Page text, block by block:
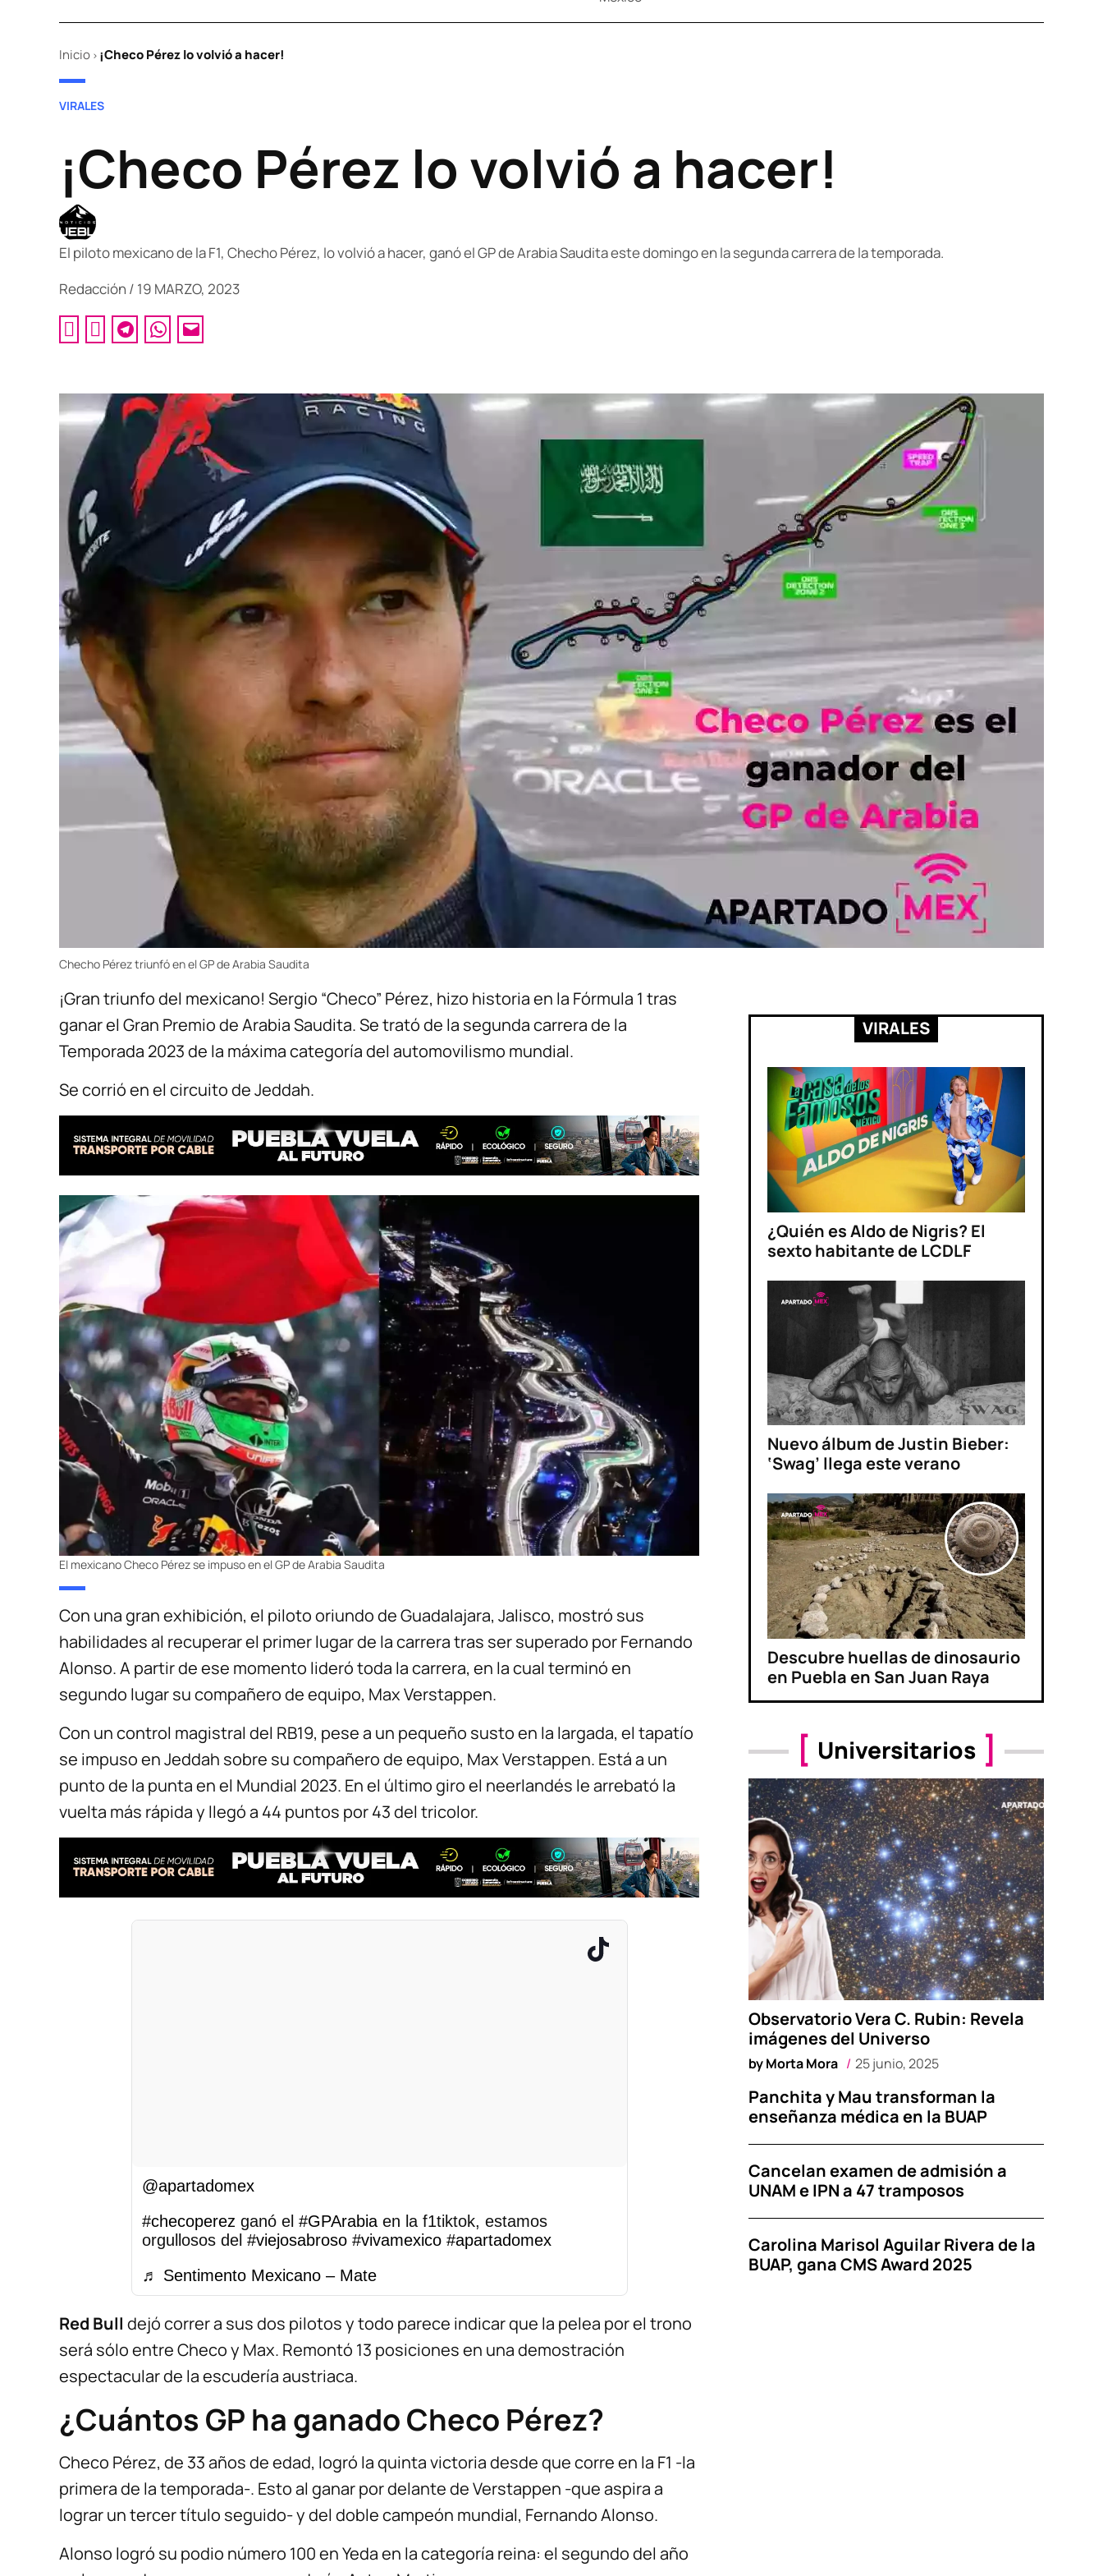
Inicio > ¡Checo Pérez lo volvió a hacer!
POSTED
VIRALES
¡Checo Pérez lo volvió a hacer!
El piloto mexicano de la F1, Checho Pérez, lo volvió a hacer, ganó el GP de Arabia Saudita este domingo en la segunda carrera de la temporada.
Redacción / 19 MARZO, 2023
Checho Pérez triunfó en el GP de Arabia Saudita
¡Gran triunfo del mexicano! Sergio “Checo” Pérez, hizo historia en la Fórmula 1 tras
ganar el Gran Premio de Arabia Saudita. Se trató de la segunda carrera de la
Temporada 2023 de la máxima categoría del automovilismo mundial.
Se corrió en el circuito de Jeddah.
El mexicano Checo Pérez se impuso en el GP de Arabia Saudita
Con una gran exhibición, el piloto oriundo de Guadalajara, Jalisco, mostró sus
habilidades al recuperar el primer lugar de la carrera tras ser superado por Fernando
Alonso. A partir de ese momento lideró toda la carrera, en la cual terminó en
segundo lugar su compañero de equipo, Max Verstappen.
Con un control magistral del RB19, pese a un pequeño susto en la largada, el tapatío
se impuso en Jeddah sobre su compañero de equipo, Max Verstappen. Está a un
punto de la punta en el Mundial 2023. En el último giro el neerlandés le arrebató la
vuelta más rápida y llegó a 44 puntos por 43 del tricolor.
@apartadomex
#checoperez ganó el #GPArabiaen la f1tiktok, estamos
orgullosos del #viejosabroso #vivamexico #apartadomex
♬ Sentimento Mexicano – Mate
Red Bull dejó correr a sus dos pilotos y todo parece indicar que la pelea por el trono
será sólo entre Checo y Max. Remontó 13 posiciones en una demostración
espectacular de la escudería austriaca.
¿Cuántos GP ha ganado Checo Pérez?
Checo Pérez, de 33 años de edad, logró la quinta victoria desde que corre en la F1 -la
primera de la temporada-. Esto al ganar por delante de Verstappen -que aspira a
lograr un tercer título seguido- y del doble campeón mundial, Fernando Alonso.
Alonso logró su podio número 100 en Yeda en la categoría reina: el segundo del año
VIRALES
¿Quién es Aldo de Nigris? El
sexto habitante de LCDLF
Nuevo álbum de Justin Bieber:
‘Swag’ llega este verano
Descubre huellas de dinosaurio
en Puebla en San Juan Raya
Universitarios
Observatorio Vera C. Rubin: Revela
imágenes del Universo
byMorta Mora 25 junio, 2025
Panchita y Mau transforman la
enseñanza médica en la BUAP
Cancelan examen de admisión a
UNAM e IPN a 47 tramposos
Carolina Marisol Aguilar Rivera de la
BUAP, gana CMS Award 2025